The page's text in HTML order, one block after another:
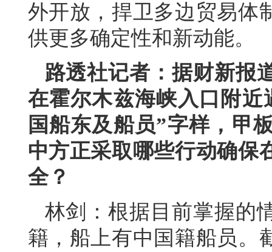
外开放，捍卫多边贸易体
供更多确定性和新动能。
路透社记者：据财新报
在霍尔木兹海峡入口附
国船东及船员”字样，甲
中方正采取哪些行动确保
全？
林剑：根据目前掌握的
籍，船上有中国籍船员。